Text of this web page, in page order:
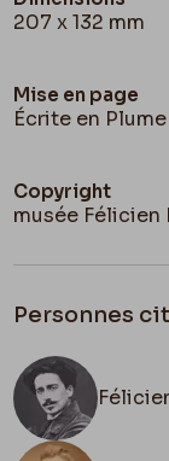
207 x 132 mm
Mise en page
Écrite en
Copyright
musée Félicien
Personnes